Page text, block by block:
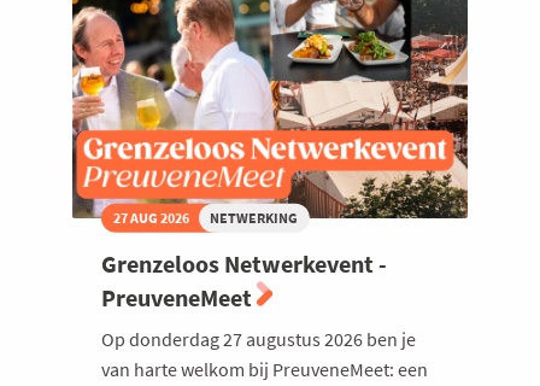
27 AUG 2026 NETWERKING
Grenzeloos Netwerkevent -
PreuveneMeet
Op donderdag 27 augustus 2026 ben je
van harte welkom bij PreuveneMeet: een